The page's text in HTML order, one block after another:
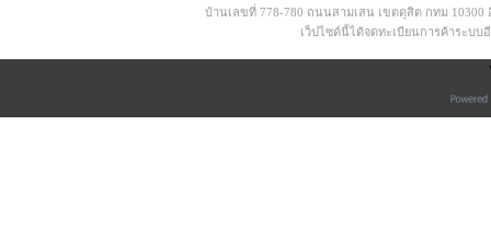
บ้านเลขที่ 778-780 ถนนสามเสน เขตดุสิต กทม 10300 อี
เว็ปไซด์นี้ได้จดทะเบียนการค้าระบบ